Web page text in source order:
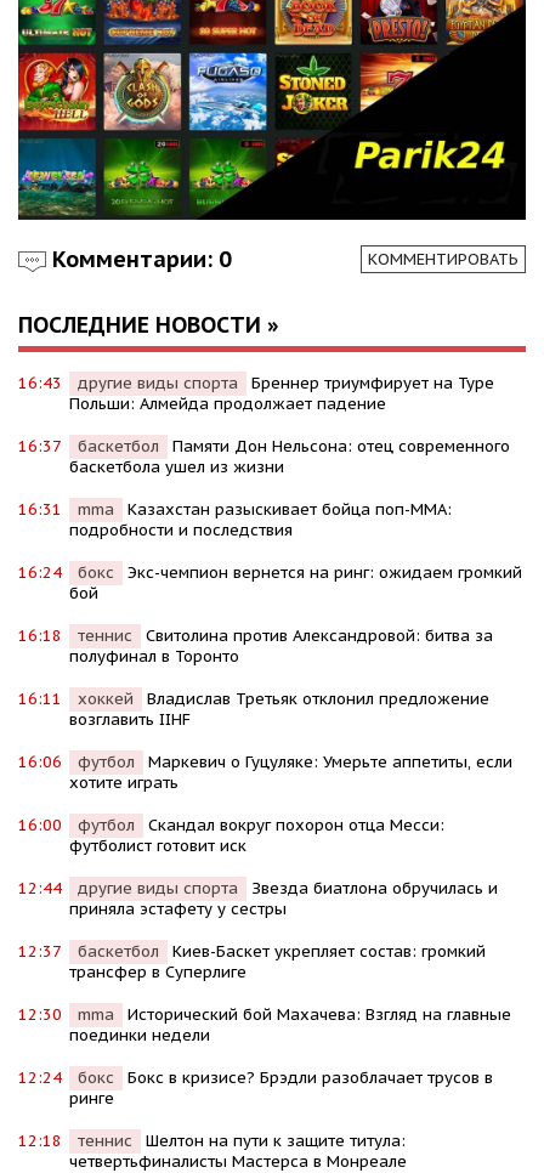
Комментарии: 0 КОММЕНТИРОВАТЬ
ПОСЛЕДНИЕ НОВОСТИ »
16:43 другие виды спорта
Бреннер триумфирует на Туре
Польши: Алмейда продолжает падение
16:37 баскетбол
Памяти Дон Нельсона: отец современного
баскетбола ушел из жизни
16:31 mma
Казахстан разыскивает бойца поп-MMA:
подробности и последствия
16:24 бокс
Экс-чемпион вернется на ринг: ожидаем громкий
бой
16:18 теннис
Свитолина против Александровой: битва за
полуфинал в Торонто
16:11 хоккей
Владислав Третьяк отклонил предложение
возглавить IIHF
16:06 футбол
Маркевич о Гуцуляке: Умерьте аппетиты, если
хотите играть
16:00 футбол
Скандал вокруг похорон отца Месси:
футболист готовит иск
12:44 другие виды спорта
Звезда биатлона обручилась и
приняла эстафету у сестры
12:37 баскетбол
Киев-Баскет укрепляет состав: громкий
трансфер в Суперлиге
12:30 mma
Исторический бой Махачева: Взгляд на главные
поединки недели
12:24 бокс
Бокс в кризисе? Брэдли разоблачает трусов в
ринге
12:18 теннис
Шелтон на пути к защите титула:
четвертьфиналисты Мастерса в Монреале